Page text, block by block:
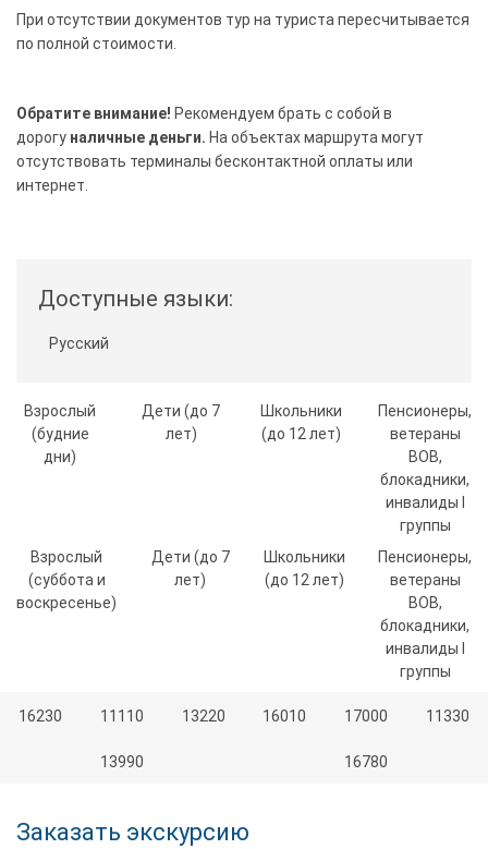
При отсутствии документов тур на туриста пересчитывается
по полной стоимости.
Обратите внимание! Рекомендуем брать с собой в
дорогу наличные деньги. На объектах маршрута могут
отсутствовать терминалы бесконтактной оплаты или
интернет.
Доступные языки:
Русский
Взрослый
(будние
дни)
Дети (до 7
лет)
Школьники
(до 12 лет)
Пенсионеры,
ветераны
ВОВ,
блокадники,
инвалиды I
группы
Взрослый
(суббота и
воскресенье)
Дети (до 7
лет)
Школьники
(до 12 лет)
Пенсионеры,
ветераны
ВОВ,
блокадники,
инвалиды I
группы
16230 11110 13220 16010 17000 11330
13990 16780
Заказать экскурсию